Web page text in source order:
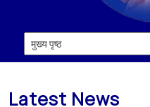
Latest News